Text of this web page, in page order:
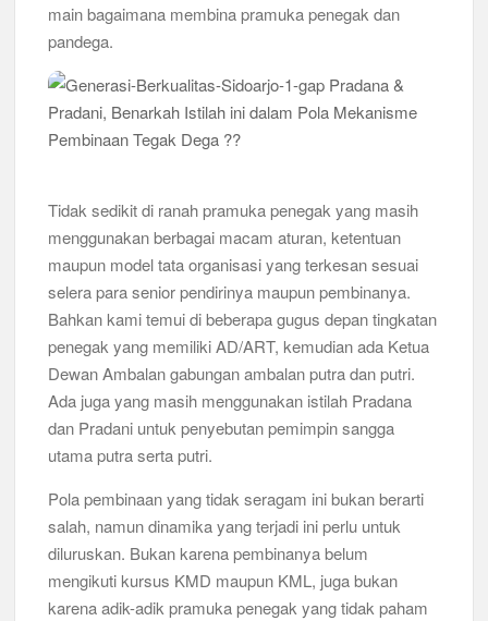
Gelar Musppanitera 2026, Kwarran Taman Cetak Pemimpin
Baru dan Perkuat Kolaborasi Lintas Pangkalan
Ajang Kompetensi Antar Ambalan II SMKN 2 Buduran 2026
Musran X Kwarran Jabon Jadi Titik Awal Kebangkitan
Peringanti Momentum Hardiknas, Kwarran Sedati Gelar Rapat
Kerja
main bagaimana membina pramuka penegak dan
pandega.
Tidak sedikit di ranah pramuka penegak yang masih
menggunakan berbagai macam aturan, ketentuan
maupun model tata organisasi yang terkesan sesuai
selera para senior pendirinya maupun pembinanya.
Bahkan kami temui di beberapa gugus depan tingkatan
penegak yang memiliki AD/ART, kemudian ada Ketua
Dewan Ambalan gabungan ambalan putra dan putri.
Ada juga yang masih menggunakan istilah Pradana
dan Pradani untuk penyebutan pemimpin sangga
utama putra serta putri.
Pola pembinaan yang tidak seragam ini bukan berarti
salah, namun dinamika yang terjadi ini perlu untuk
diluruskan. Bukan karena pembinanya belum
mengikuti kursus KMD maupun KML, juga bukan
karena adik-adik pramuka penegak yang tidak paham